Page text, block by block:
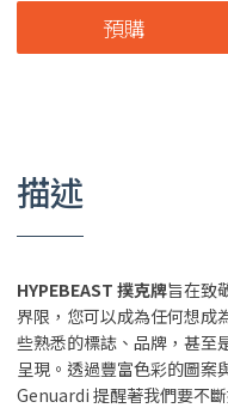
預購
描述
HYPEBEAST 撲克牌旨在致
界限，您可以成為任何想成
些熟悉的標誌、品牌，甚至
呈現。透過豐富色彩的圖
Genuardi 提醒著我們要不